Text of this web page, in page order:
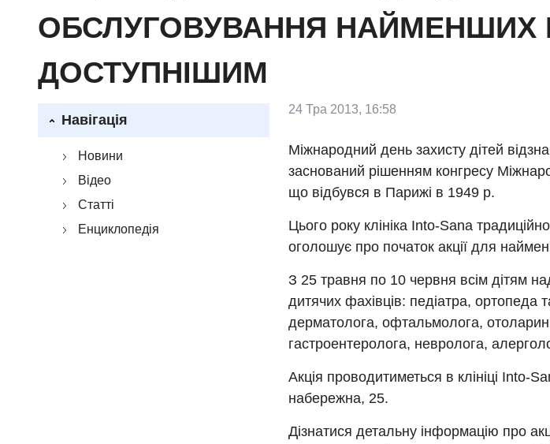
ОБСЛУГОВУВАННЯ НАЙМЕНШИХ
ДОСТУПНІШИМ
Навігація
Новини
Відео
Статті
Енциклопедія
24 Тра 2013, 16:58
Міжнародний день захисту дітей
заснований рішенням конгресу
що відбувся в Парижі в 1949 р.
Цього року клініка Into-Sana
оголошує про початок акції для
З 25 травня по 10 червня всім дітям
дитячих фахівців: педіатра, ортопеда
дерматолога, офтальмолога,
гастроентеролога, невролога,
Акція проводитиметься в клініці Into-
набережна, 25.
Дізнатися детальну інформацію про